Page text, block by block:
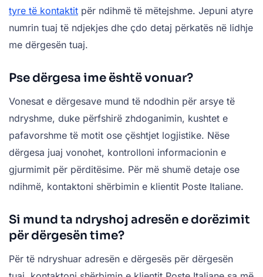
tyre të kontaktit për ndihmë të mëtejshme. Jepuni atyre
numrin tuaj të ndjekjes dhe çdo detaj përkatës në lidhje
me dërgesën tuaj.
Pse dërgesa ime është vonuar?
Vonesat e dërgesave mund të ndodhin për arsye të
ndryshme, duke përfshirë zhdoganimin, kushtet e
pafavorshme të motit ose çështjet logjistike. Nëse
dërgesa juaj vonohet, kontrolloni informacionin e
gjurmimit për përditësime. Për më shumë detaje ose
ndihmë, kontaktoni shërbimin e klientit Poste Italiane.
Si mund ta ndryshoj adresën e dorëzimit
për dërgesën time?
Për të ndryshuar adresën e dërgesës për dërgesën